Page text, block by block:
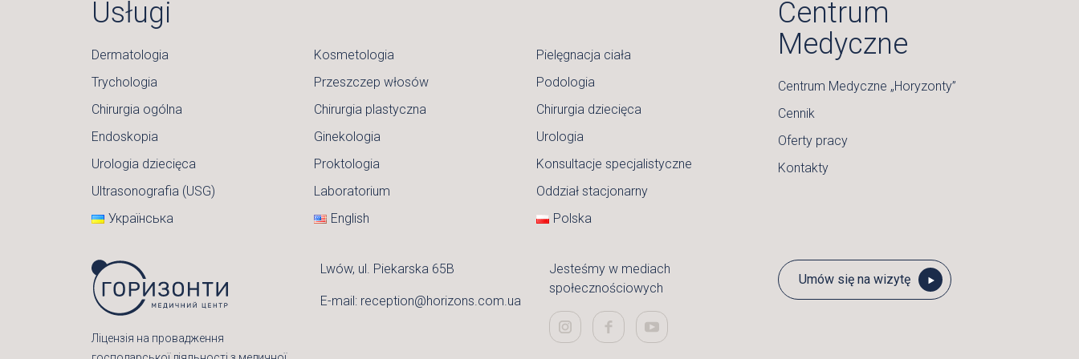
Usługi
Dermatologia Kosmetologia
Pielęgnacja ciała
Trychologia
Przeszczep włosów
Podologia
Chirurgia ogólna
Chirurgia plastyczna
Chirurgia dziecięca
Endoskopia
Ginekologia
Urologia
Urologia dziecięca
Proktologia
Konsultacje specjalistyczne
Ultrasonografia (USG)
Laboratorium
Oddział stacjonarny
Українська
English Polska
Centrum
Medyczne
Centrum Medyczne „Horyzonty”
Cennik
Oferty pracy
Kontakty
Ліцензія на провадження
Lwów, ul. Piekarska 65B
E-mail: reception@horizons.com.ua
Jesteśmy w mediach
społecznościowych
Umów się na wizytę